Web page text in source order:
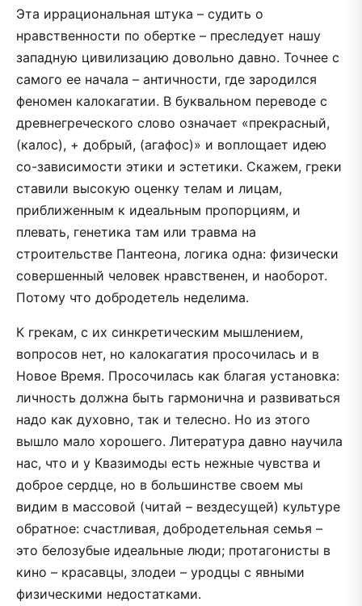
Эта иррациональная штука – судить о
нравственности по обертке – преследует нашу
западную цивилизацию довольно давно. Точнее с
самого ее начала – античности, где зародился
феномен калокагатии. В буквальном переводе с
древнегреческого слово означает «прекрасный,
(калос), + добрый, (агафос)» и воплощает идею
со-зависимости этики и эстетики. Скажем, греки
ставили высокую оценку телам и лицам,
приближенным к идеальным пропорциям, и
плевать, генетика там или травма на
строительстве Пантеона, логика одна: физически
совершенный человек нравственен, и наоборот.
Потому что добродетель неделима.
К грекам, с их синкретическим мышлением,
вопросов нет, но калокагатия просочилась и в
Новое Время. Просочилась как благая установка:
личность должна быть гармонична и развиваться
надо как духовно, так и телесно. Но из этого
вышло мало хорошего. Литература давно научила
нас, что и у Квазимоды есть нежные чувства и
доброе сердце, но в большинстве своем мы
видим в массовой (читай – вездесущей) культуре
обратное: счастливая, добродетельная семья –
это белозубые идеальные люди; протагонисты в
кино – красавцы, злодеи – уродцы с явными
физическими недостатками.